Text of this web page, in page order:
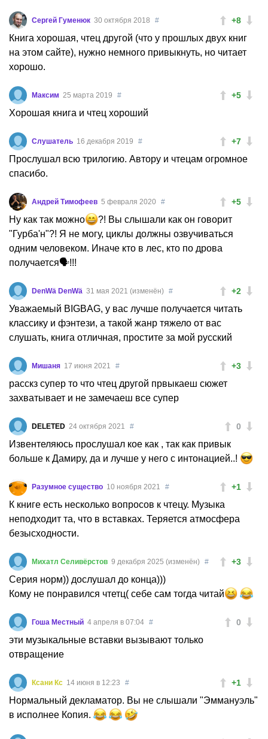
+8
Сергей Гуменюк 30 октября 2018 #
Книга хорошая, чтец другой (что у прошлых двух книг
на этом сайте), нужно немного привыкнуть, но читает
хорошо.
+5
Максим 25 марта 2019 #
Хорошая книга и чтец хороший
+7
Слушатель 16 декабря 2019 #
Прослушал всю трилогию. Автору и чтецам огромное
спасибо.
+5
Андрей Тимофеев 5 февраля 2020 #
Ну как так можно
?! Вы слышали как он говорит
"Гурба'н"?! Я не могу, циклы должны озвучиваться
одним человеком. Иначе кто в лес, кто по дрова
получается🗣!!!
+2
DenWä DenWä 31 мая 2021 (изменён) #
Уважаемый BIGBAG, у вас лучше получается читать
классику и фэнтези, а такой жанр тяжело от вас
слушать, книга отличная, простите за мой русский
+3
Мишаня 17 июня 2021 #
расскз супер то что чтец другой првыкаеш сюжет
захватывает и не замечаеш все супер
0
DELETED 24 октября 2021 #
Извентеляюсь прослушал кое как , так как привык
больше к Дамиру, да и лучше у него с интонацией..!
+1
Разумное существо 10 ноября 2021 #
К книге есть несколько вопросов к чтецу. Музыка
неподходит та, что в вставках. Теряется атмосфера
безысходности.
+3
Михатл Селивëрстов 9 декабря 2025 (изменён) #
Серия норм)) дослушал до конца)))
Кому не понравился чтетц( себе сам тогда читай
0
Гоша Местный 4 апреля в 07:04 #
эти музыкальные вставки вызывают только
отвращение
+1
Ксани Кс 14 июня в 12:23 #
Нормальный декламатор. Вы не слышали "Эммануэль"
в исполнее Копия.